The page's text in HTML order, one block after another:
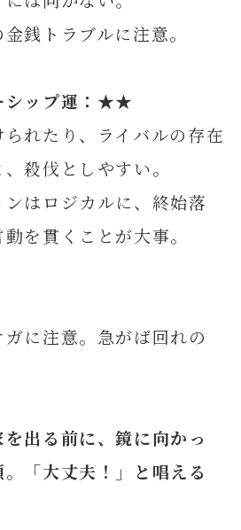
銭トラブルに注意。
シップ運：★★
れたり、ライバルの存在
殺伐としやすい。
はロジカルに、終始落
を貫くことが大事。
に注意。急がば回れの
出る前に、鏡に向かっ
「大丈夫！」と唱える